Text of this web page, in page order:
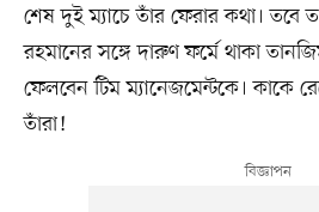
শেষ দুই ম্যাচে তাঁর ফেরার কথা। তবে
রহমানের সঙ্গে দারুণ ফর্মে থাকা
ফেলবেন টিম ম্যানেজমেন্টকে। কাকে
তাঁরা!